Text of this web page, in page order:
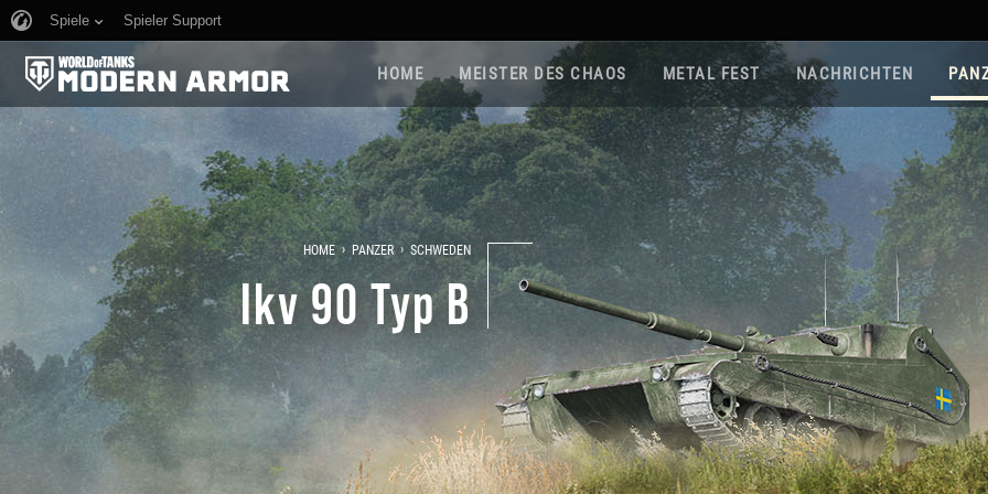
Spiele Spieler Support
HOME MEISTER DES CHAOS METAL FEST NACHRICHTEN
HOME › PANZER › SCHWEDEN
Ikv 90 Typ B